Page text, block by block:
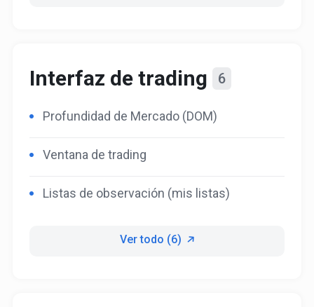
Interfaz de trading 6
Profundidad de Mercado (DOM)
Ventana de trading
Listas de observación (mis listas)
Ver todo (6)